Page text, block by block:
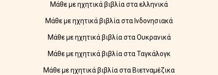
Μάθε με ηχητικά βιβλία στα ελληνικά
Μάθε με ηχητικά βιβλία στα Ινδονησιακά
Μάθε με ηχητικά βιβλία στα Ουκρανικά
Μάθε με ηχητικά βιβλία στα Ταγκάλογκ
Μάθε με ηχητικά βιβλία στα Βιετναμέζικα